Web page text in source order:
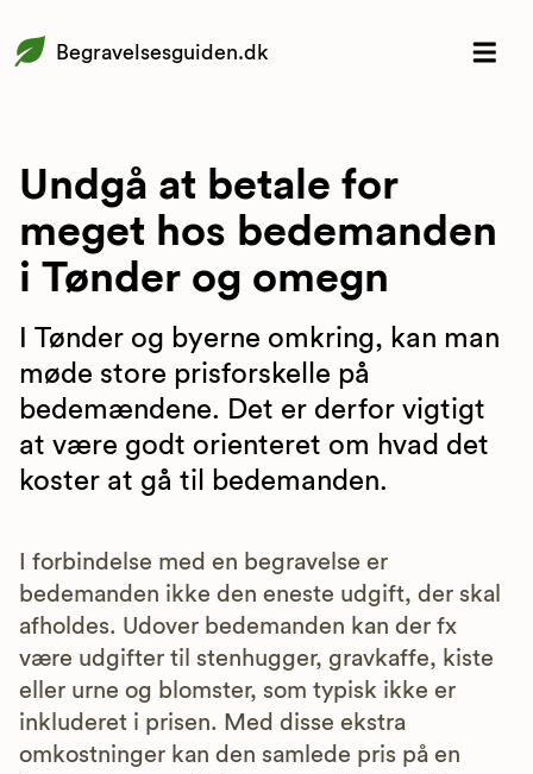
Begravelsesguiden.dk
Undgå at betale for
meget hos bedemanden
i Tønder og omegn
I Tønder og byerne omkring, kan man
møde store prisforskelle på
bedemændene. Det er derfor vigtigt
at være godt orienteret om hvad det
koster at gå til bedemanden.
I forbindelse med en begravelse er
bedemanden ikke den eneste udgift, der skal
afholdes. Udover bedemanden kan der fx
være udgifter til stenhugger, gravkaffe, kiste
eller urne og blomster, som typisk ikke er
inkluderet i prisen. Med disse ekstra
omkostninger kan den samlede pris på en